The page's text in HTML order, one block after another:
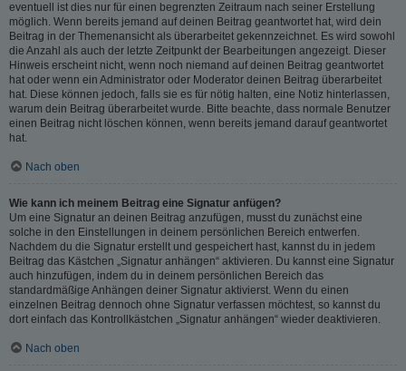
eventuell ist dies nur für einen begrenzten Zeitraum nach seiner Erstellung
möglich. Wenn bereits jemand auf deinen Beitrag geantwortet hat, wird dein
Beitrag in der Themenansicht als überarbeitet gekennzeichnet. Es wird sowohl
die Anzahl als auch der letzte Zeitpunkt der Bearbeitungen angezeigt. Dieser
Hinweis erscheint nicht, wenn noch niemand auf deinen Beitrag geantwortet
hat oder wenn ein Administrator oder Moderator deinen Beitrag überarbeitet
hat. Diese können jedoch, falls sie es für nötig halten, eine Notiz hinterlassen,
warum dein Beitrag überarbeitet wurde. Bitte beachte, dass normale Benutzer
einen Beitrag nicht löschen können, wenn bereits jemand darauf geantwortet
hat.
Nach oben
Wie kann ich meinem Beitrag eine Signatur anfügen?
Um eine Signatur an deinen Beitrag anzufügen, musst du zunächst eine
solche in den Einstellungen in deinem persönlichen Bereich entwerfen.
Nachdem du die Signatur erstellt und gespeichert hast, kannst du in jedem
Beitrag das Kästchen „Signatur anhängen“ aktivieren. Du kannst eine Signatur
auch hinzufügen, indem du in deinem persönlichen Bereich das
standardmäßige Anhängen deiner Signatur aktivierst. Wenn du einen
einzelnen Beitrag dennoch ohne Signatur verfassen möchtest, so kannst du
dort einfach das Kontrollkästchen „Signatur anhängen“ wieder deaktivieren.
Nach oben